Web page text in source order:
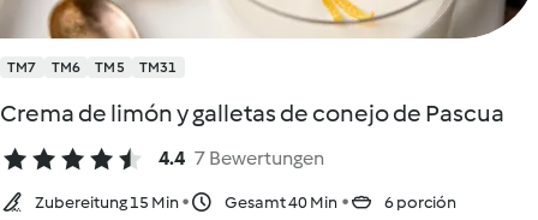
TM7 TM6 TM5 TM31
Crema de limón y galletas de conejo de Pascua
4.4 7 Bewertungen
Zubereitung 15 Min Gesamt 40 Min 6 porción